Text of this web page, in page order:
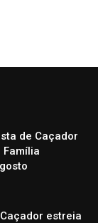
de Caçador
Família
estreia